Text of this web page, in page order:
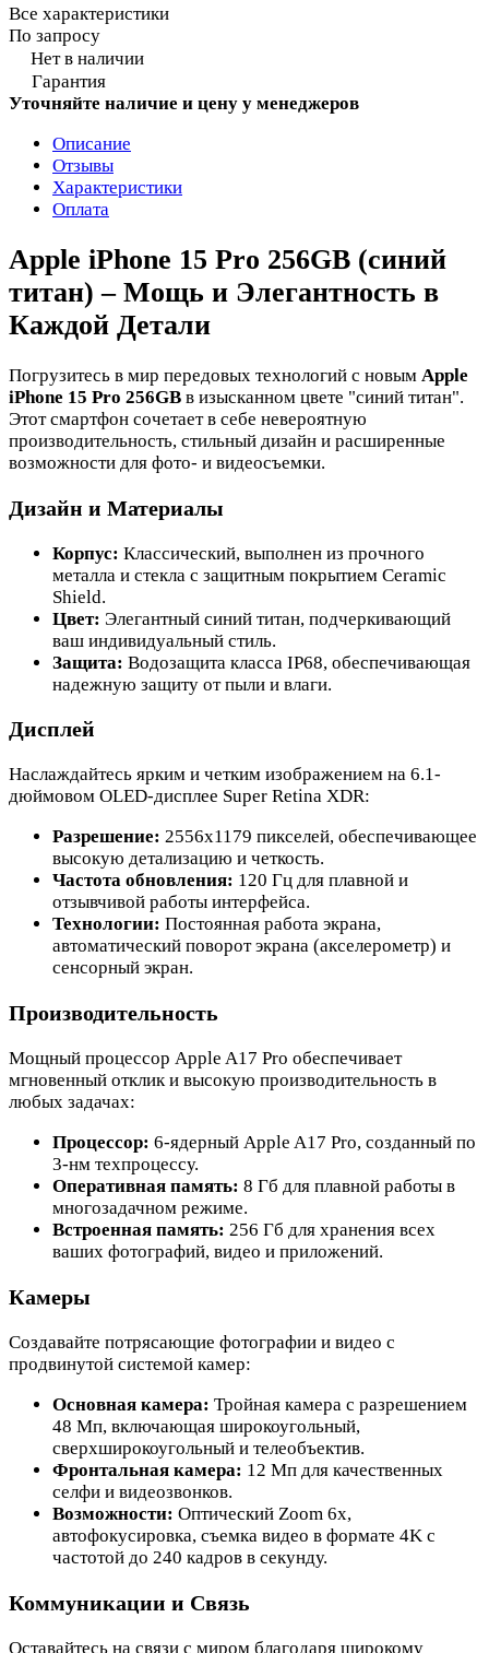
Все характеристики
По запросу
Нет в наличии
Гарантия
Уточняйте наличие и цену у менеджеров
Описание
Отзывы
Характеристики
Оплата
Apple iPhone 15 Pro 256GB (синий
титан) – Мощь и Элегантность в
Каждой Детали
Погрузитесь в мир передовых технологий с новым Apple
iPhone 15 Pro 256GB в изысканном цвете "синий титан".
Этот смартфон сочетает в себе невероятную
производительность, стильный дизайн и расширенные
возможности для фото- и видеосъемки.
Дизайн и Материалы
Корпус: Классический, выполнен из прочного
металла и стекла с защитным покрытием Ceramic
Shield.
Цвет: Элегантный синий титан, подчеркивающий
ваш индивидуальный стиль.
Защита: Водозащита класса IP68, обеспечивающая
надежную защиту от пыли и влаги.
Дисплей
Наслаждайтесь ярким и четким изображением на 6.1-
дюймовом OLED-дисплее Super Retina XDR:
Разрешение: 2556x1179 пикселей, обеспечивающее
высокую детализацию и четкость.
Частота обновления: 120 Гц для плавной и
отзывчивой работы интерфейса.
Технологии: Постоянная работа экрана,
автоматический поворот экрана (акселерометр) и
сенсорный экран.
Производительность
Мощный процессор Apple A17 Pro обеспечивает
мгновенный отклик и высокую производительность в
любых задачах:
Процессор: 6-ядерный Apple A17 Pro, созданный по
3-нм техпроцессу.
Оперативная память: 8 Гб для плавной работы в
многозадачном режиме.
Встроенная память: 256 Гб для хранения всех
ваших фотографий, видео и приложений.
Камеры
Создавайте потрясающие фотографии и видео с
продвинутой системой камер:
Основная камера: Тройная камера с разрешением
48 Мп, включающая широкоугольный,
сверхширокоугольный и телеобъектив.
Фронтальная камера: 12 Мп для качественных
селфи и видеозвонков.
Возможности: Оптический Zoom 6x,
автофокусировка, съемка видео в формате 4K с
частотой до 240 кадров в секунду.
Коммуникации и Связь
Оставайтесь на связи с миром благодаря широкому